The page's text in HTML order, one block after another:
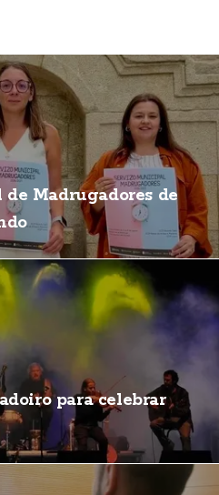
Madrugadores de
para celebrar